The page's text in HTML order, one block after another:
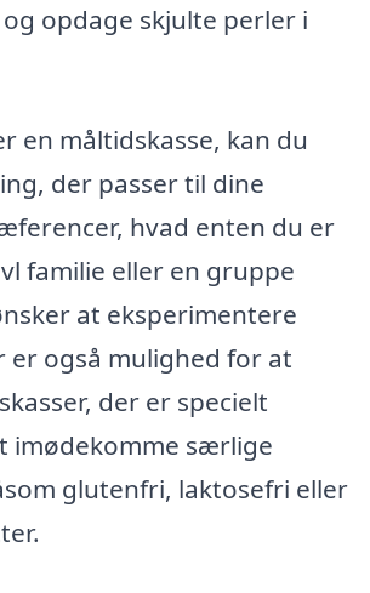
opdage skjulte perler i
en måltidskasse, kan du
der passer til dine
hvad enten du er
familie eller en gruppe
at eksperimentere
er også mulighed for at
der er specielt
imødekomme særlige
glutenfri, laktosefri eller